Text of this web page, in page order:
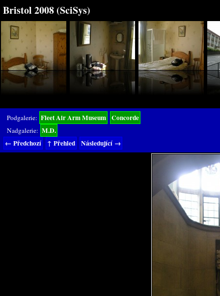
Bristol 2008 (SciSys)
Podgalerie: Fleet Air Arm Museum Concorde
Nadgalerie: M.D.
← Předchozí
↑ Přehled Následující →